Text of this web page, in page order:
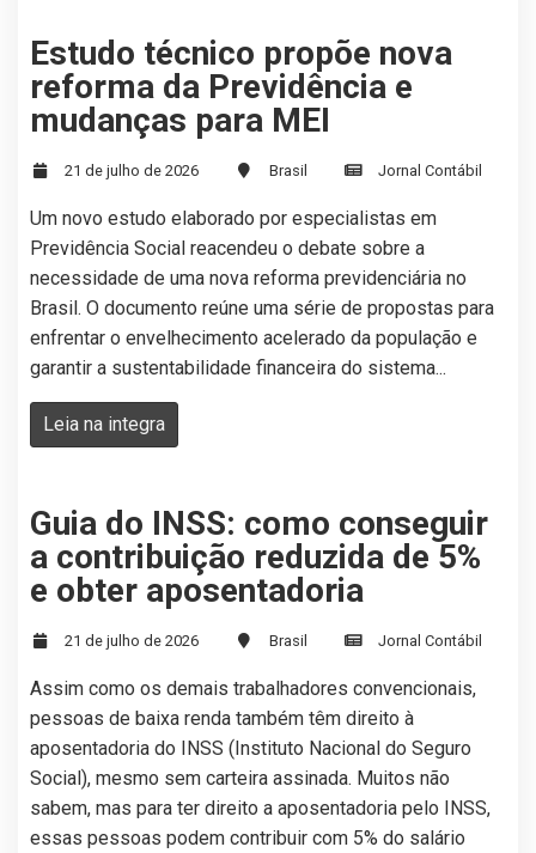
Estudo técnico propõe nova
reforma da Previdência e
mudanças para MEI
21 de julho de 2026 Brasil Jornal Contábil
Um novo estudo elaborado por especialistas em
Previdência Social reacendeu o debate sobre a
necessidade de uma nova reforma previdenciária no
Brasil. O documento reúne uma série de propostas para
enfrentar o envelhecimento acelerado da população e
garantir a sustentabilidade financeira do sistema...
Leia na integra
Guia do INSS: como conseguir
a contribuição reduzida de 5%
e obter aposentadoria
21 de julho de 2026 Brasil Jornal Contábil
Assim como os demais trabalhadores convencionais,
pessoas de baixa renda também têm direito à
aposentadoria do INSS (Instituto Nacional do Seguro
Social), mesmo sem carteira assinada. Muitos não
sabem, mas para ter direito a aposentadoria pelo INSS,
essas pessoas podem contribuir com 5% do salário